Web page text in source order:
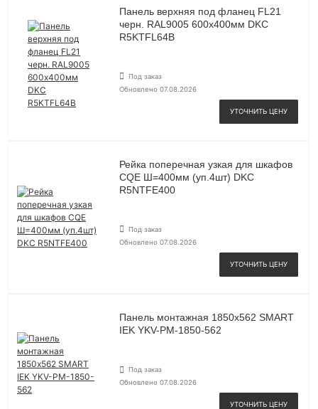
Панель верхняя под фланец FL21
черн. RAL9005 600х400мм DKC
R5KTFL64B
Под заказ
Обновлено 07.08.2026
УТОЧНИТЬ ЦЕНУ
Рейка поперечная узкая для шкафов
CQE Ш=400мм (уп.4шт) DKC
R5NTFE400
Под заказ
Обновлено 07.08.2026
УТОЧНИТЬ ЦЕНУ
Панель монтажная 1850х562 SMART
IEK YKV-PM-1850-562
Под заказ
Обновлено 07.08.2026
УТОЧНИТЬ ЦЕНУ